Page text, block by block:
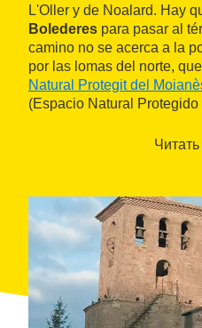
L'Oller y de Noalard. Hay
Bolederes para pasar al
camino no se acerca a la
por las lomas del norte,
Natural Protegit del
(Espacio Natural
el final del recorrido. La
loma de Horabona
donde finaliza la etapa.
borde de donde hubo un
desaparecido. En la zona
plaza del Monestir, se
monumental de la
María del L'Estany, la